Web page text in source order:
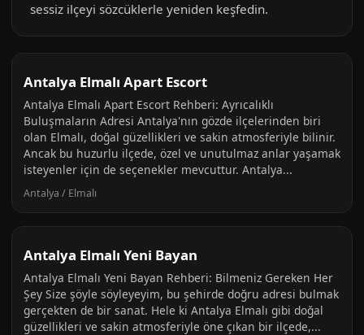
sessiz ilçeyi sözcüklerle yeniden keşfedin.
Antalya Elmalı Apart Escort
Antalya Elmalı Apart Escort Rehberi: Ayrıcalıklı
Buluşmaların Adresi Antalya'nın gözde ilçelerinden biri
olan Elmalı, doğal güzellikleri ve sakin atmosferiyle bilinir.
Ancak bu huzurlu ilçede, özel ve unutulmaz anlar yaşamak
isteyenler için de seçenekler mevcuttur. Antalya...
Antalya / Elmalı
Antalya Elmalı Yeni Bayan
Antalya Elmalı Yeni Bayan Rehberi: Bilmeniz Gereken Her
Şey Size şöyle söyleyeyim, bu şehirde doğru adresi bulmak
gerçekten de bir sanat. Hele ki Antalya Elmalı gibi doğal
güzellikleri ve sakin atmosferiyle öne çıkan bir ilçede,...